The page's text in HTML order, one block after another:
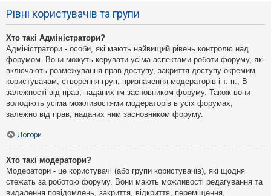
Рівні користувачів та групи
Хто такі Адміністратори?
Адміністратори - особи, які мають найвищий рівень контролю над
форумом. Вони можуть керувати усіма аспектами роботи форуму, які
включають розмежування прав доступу, закриття доступу окремим
користувачам, створення груп, призначення модераторів і т. п., В
залежності від прав, наданих їм засновником форуму. Також вони
володіють усіма можливостями модераторів в усіх форумах,
залежно від прав, наданих ним засновником форуму.
Догори
Хто такі модератори?
Модератори - це користувачі (або групи користувачів), які щодня
стежать за роботою форуму. Вони мають можливості редагування та
видалення повідомлень, закриття, відкриття, переміщення,